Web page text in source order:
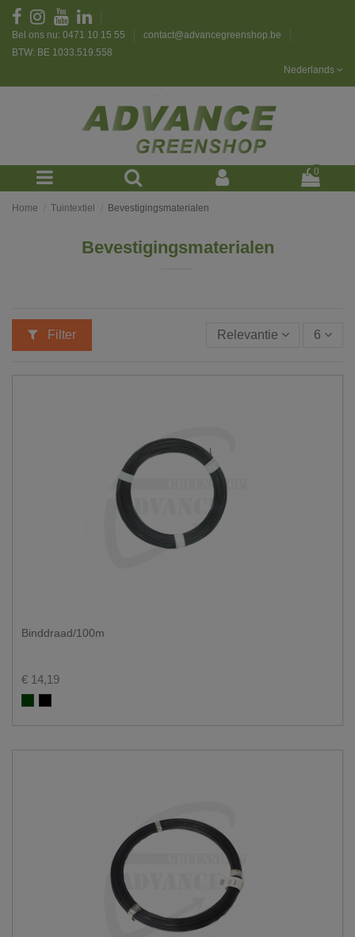
Bel ons nu: 0471 10 15 55
contact@advancegreenshop.be
BTW: BE 1033.519.558
Nederlands
0
Home Tuintextiel Bevestigingsmaterialen
Bevestigingsmaterialen
Filter Relevantie 6
Binddraad/100m
€ 14,19
Groen RAL 6005
Zwart RAL 9005